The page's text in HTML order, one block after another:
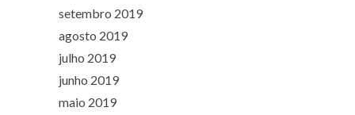
setembro 2019
agosto 2019
julho 2019
junho 2019
maio 2019